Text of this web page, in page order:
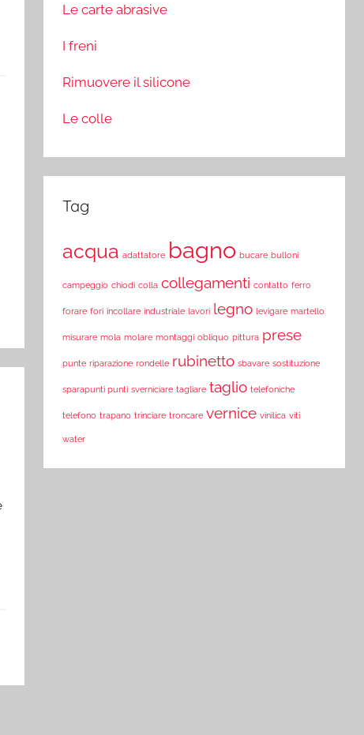
Le carte abrasive
I freni
Rimuovere il silicone
Le colle
Tag
acqua adattatore bagno bucare bulloni
campeggio chiodi colla collegamenti contatto ferro
forare fori incollare industriale lavori legno levigare martello
misurare mola molare montaggi obliquo pittura prese
punte riparazione rondelle rubinetto sbavare sostituzione
sparapunti punti sverniciare tagliare taglio telefoniche
telefono trapano trinciare troncare vernice vinilica viti
water